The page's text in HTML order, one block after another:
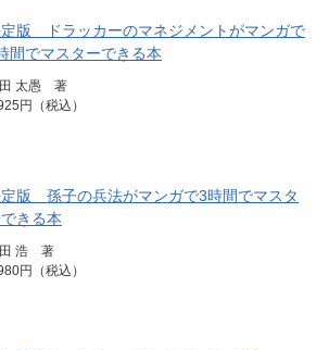
版 ドラッカーのマネジメントがマンガで
間でマスターできる本
太愚 著
円（税込）
版 孫子の兵法がマンガで3時間でマスタ
きる本
浩 著
円（税込）